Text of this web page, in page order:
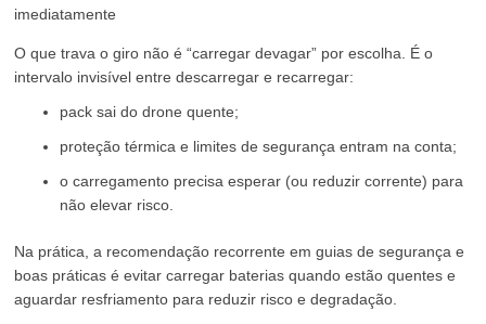
imediatamente
O que trava o giro não é “carregar devagar” por escolha. É o
intervalo invisível entre descarregar e recarregar:
pack sai do drone quente;
proteção térmica e limites de segurança entram na conta;
o carregamento precisa esperar (ou reduzir corrente) para
não elevar risco.
Na prática, a recomendação recorrente em guias de segurança e
boas práticas é evitar carregar baterias quando estão quentes e
aguardar resfriamento para reduzir risco e degradação.